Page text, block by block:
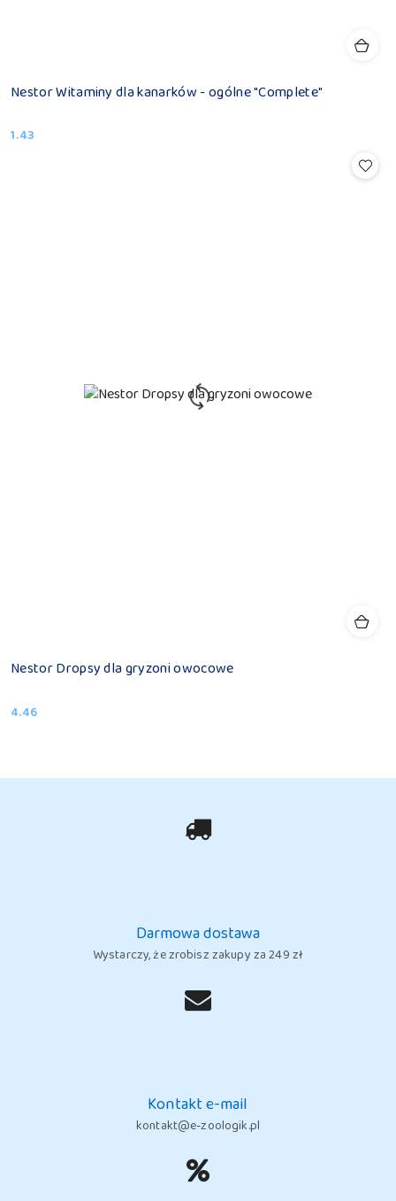
Nestor Witaminy dla kanarków - ogólne "Complete"
Cena:
1.43
Nestor Dropsy dla gryzoni owocowe
Cena:
4.46
Darmowa dostawa
Wystarczy, że zrobisz zakupy za 249 zł
Kontakt e-mail
kontakt@e-zoologik.pl